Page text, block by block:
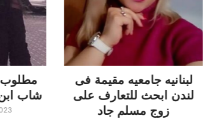
مطلوب
لبنانيه جامعيه مقيمة فى
لندن ابحث للتعارف على
زوج مسلم جاد